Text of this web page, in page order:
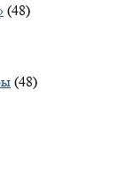
(48)
(48)